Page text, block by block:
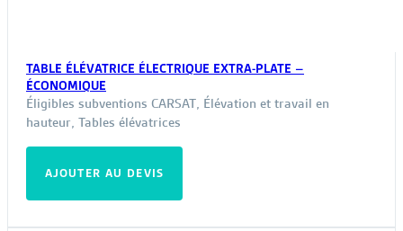
TABLE ÉLÉVATRICE ÉLECTRIQUE EXTRA-PLATE –
ÉCONOMIQUE
Éligibles subventions CARSAT, Élévation et travail en
hauteur, Tables élévatrices
AJOUTER AU DEVIS